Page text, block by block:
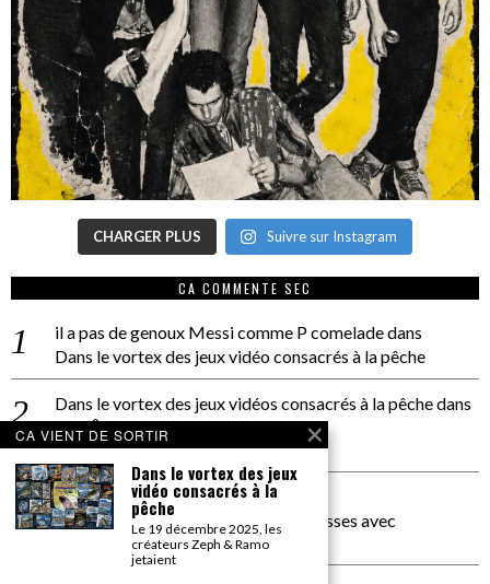
CHARGER PLUS Suivre sur Instagram
CA COMMENTE SEC
il a pas de genoux Messi comme P comeladedans
Dans le vortex des jeux vidéo consacrés à la pêche
Dans le vortex des jeux vidéos consacrés à la pêchedans
PACÔME THIELLEMENT
La séance d’Hip Gnose
La Patrie
dans
On a parlé Dolce Vita et lutte des classes avec
Bernardino Femminielli
CA VIENT DE SORTIR
Dans le vortex des jeux
vidéo consacrés à la
pêche
Le 19 décembre 2025, les
créateurs Zeph & Ramo
jetaient